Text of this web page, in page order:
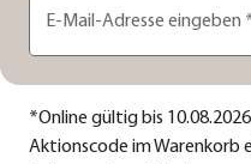
E-Mail-Adresse eingeben
*Online gültig bis
Aktionscode im Warenkorb